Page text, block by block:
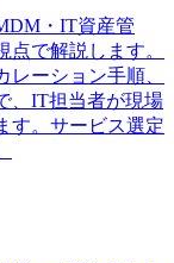
・IT資産管
で解説します。
ーション手順、
、IT担当者が現場
す。サービス選定